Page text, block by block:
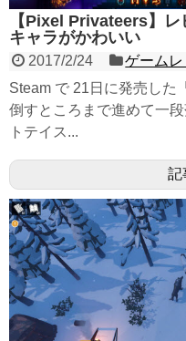
【Pixel Privateers】
キャラがかわいい
2017/2/24
ゲーム
Steam で 21日に発売した
倒すところまで進めて一
トテイス...
記